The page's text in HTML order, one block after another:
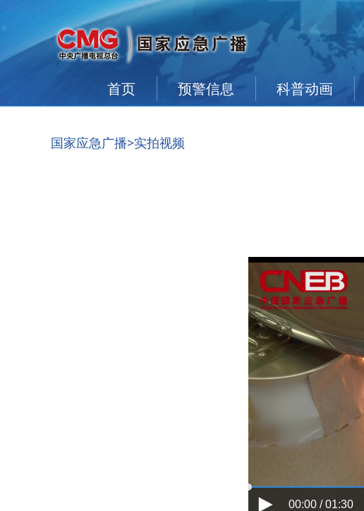
首页 预警信息 科普动画
国家应急广播>实拍视频
00:00 / 01:30